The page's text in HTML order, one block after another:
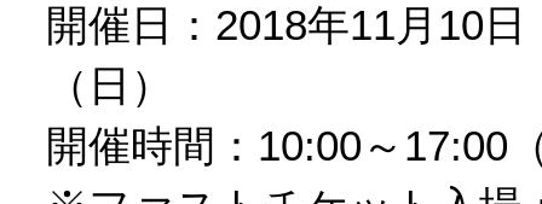
開催日：2018年11月10
（日）
開催時間：10:00～17:00